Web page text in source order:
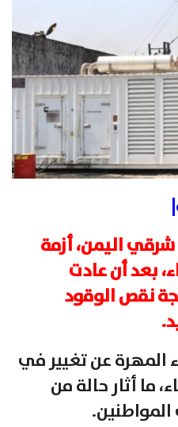
اليمن، أزمة
بعد أن عادت
نقص الوقود
عن تغيير في
ما أثار حالة من
المواطنين.